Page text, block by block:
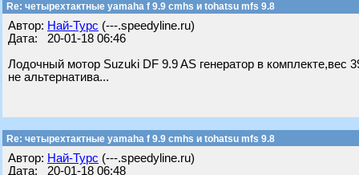
Re: четырехтактные yamaha f 9.9 cmhs и tohatsu mfs 9.8
Автор: Най-Турс (---.speedyline.ru)
Дата: 20-01-18 06:46
Лодочный мотор Suzuki DF 9.9 AS генератор в комплекте,вес
не альтернатива...
Re: четырехтактные yamaha f 9.9 cmhs и tohatsu mfs 9.8
Автор: Най-Турс (---.speedyline.ru)
Дата: 20-01-18 06:48